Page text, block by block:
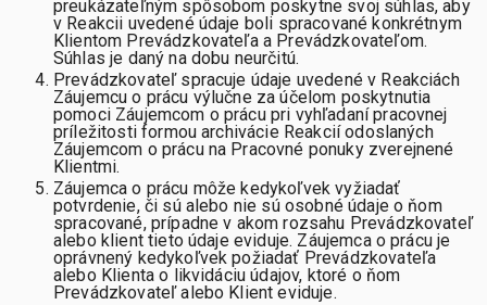
preukázateľným spôsobom poskytne svoj súhlas, aby
v Reakcii uvedené údaje boli spracované konkrétnym
Klientom Prevádzkovateľa a Prevádzkovateľom.
Súhlas je daný na dobu neurčitú.
Prevádzkovateľ spracuje údaje uvedené v Reakciách
Záujemcu o prácu výlučne za účelom poskytnutia
pomoci Záujemcom o prácu pri vyhľadaní pracovnej
príležitosti formou archivácie Reakcií odoslaných
Záujemcom o prácu na Pracovné ponuky zverejnené
Klientmi.
Záujemca o prácu môže kedykoľvek vyžiadať
potvrdenie, či sú alebo nie sú osobné údaje o ňom
spracované, prípadne v akom rozsahu Prevádzkovateľ
alebo klient tieto údaje eviduje. Záujemca o prácu je
oprávnený kedykoľvek požiadať Prevádzkovateľa
alebo Klienta o likvidáciu údajov, ktoré o ňom
Prevádzkovateľ alebo Klient eviduje.